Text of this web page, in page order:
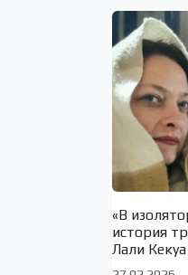
«В
история
Лали Кекуа